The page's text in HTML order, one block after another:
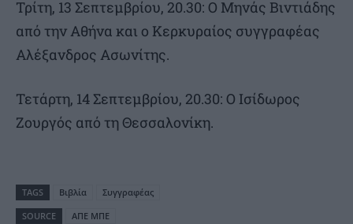
Τρίτη, 13 Σεπτεμβρίου, 20.30: Ο Μηνάς Βιντιάδης
από την Αθήνα και ο Κερκυραίος συγγραφέας
Αλέξανδρος Ασωνίτης.
Τετάρτη, 14 Σεπτεμβρίου, 20.30: Ο Ισίδωρος
Ζουργός από τη Θεσσαλονίκη.
TAGS Βιβλία
Συγγραφέας
SOURCE
ΑΠΕ ΜΠΕ